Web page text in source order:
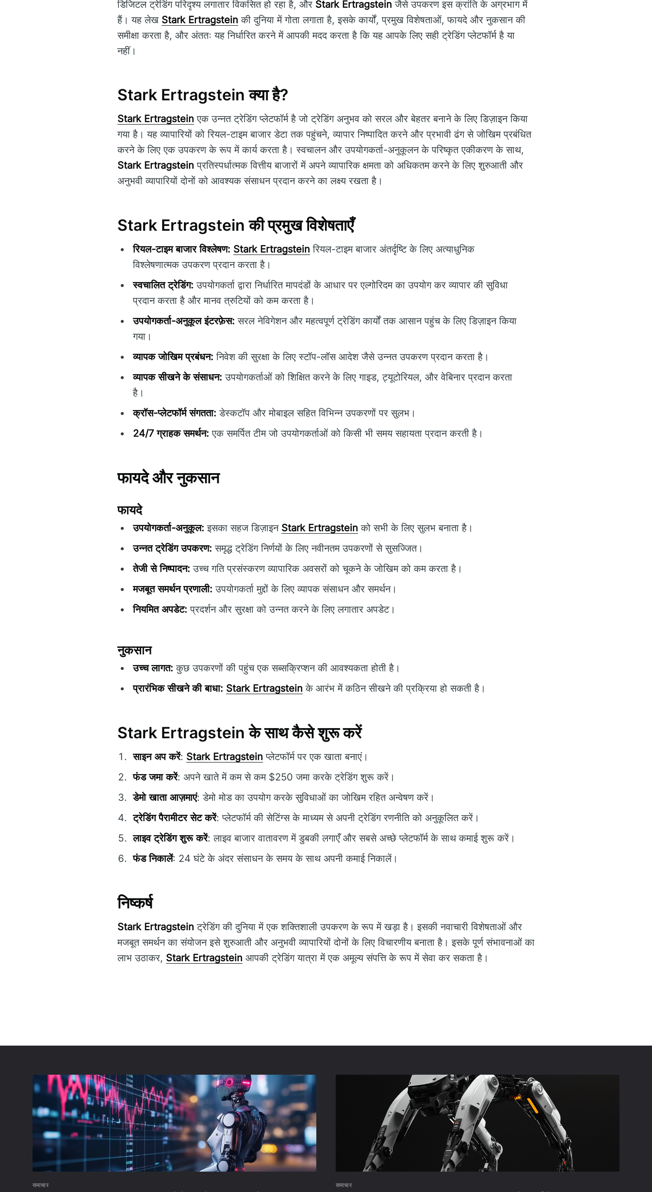
डिजिटल ट्रेडिंग परिदृश्य लगातार विकसित हो रहा है, और Stark Ertragstein जैसे उपकरण इस क्रांति के अग्रभाग में
हैं। यह लेख Stark Ertragstein की दुनिया में गोता लगाता है, इसके कार्यों, प्रमुख विशेषताओं, फायदे और नुकसान की
समीक्षा करता है, और अंततः यह निर्धारित करने में आपकी मदद करता है कि यह आपके लिए सही ट्रेडिंग प्लेटफॉर्म है या
नहीं।
Stark Ertragstein क्या है?
Stark Ertragstein एक उन्नत ट्रेडिंग प्लेटफॉर्म है जो ट्रेडिंग अनुभव को सरल और बेहतर बनाने के लिए डिज़ाइन किया
गया है। यह व्यापारियों को रियल-टाइम बाजार डेटा तक पहुंचने, व्यापार निष्पादित करने और प्रभावी ढंग से जोखिम प्रबंधित
करने के लिए एक उपकरण के रूप में कार्य करता है। स्वचालन और उपयोगकर्ता-अनुकूलन के परिष्कृत एकीकरण के साथ,
Stark Ertragstein प्रतिस्पर्धात्मक वित्तीय बाजारों में अपने व्यापारिक क्षमता को अधिकतम करने के लिए शुरुआती और
अनुभवी व्यापारियों दोनों को आवश्यक संसाधन प्रदान करने का लक्ष्य रखता है।
Stark Ertragstein की प्रमुख विशेषताएँ
रियल-टाइम बाजार विश्लेषण: Stark Ertragstein रियल-टाइम बाजार अंतर्दृष्टि के लिए अत्याधुनिक
विश्लेषणात्मक उपकरण प्रदान करता है।
स्वचालित ट्रेडिंग: उपयोगकर्ता द्वारा निर्धारित मापदंडों के आधार पर एल्गोरिदम का उपयोग कर व्यापार की सुविधा
प्रदान करता है और मानव त्रुटियों को कम करता है।
उपयोगकर्ता-अनुकूल इंटरफ़ेस: सरल नेविगेशन और महत्वपूर्ण ट्रेडिंग कार्यों तक आसान पहुंच के लिए डिज़ाइन किया
गया।
व्यापक जोखिम प्रबंधन: निवेश की सुरक्षा के लिए स्टॉप-लॉस आदेश जैसे उन्नत उपकरण प्रदान करता है।
व्यापक सीखने के संसाधन: उपयोगकर्ताओं को शिक्षित करने के लिए गाइड, ट्यूटोरियल, और वेबिनार प्रदान करता
है।
क्रॉस-प्लेटफॉर्म संगतता: डेस्कटॉप और मोबाइल सहित विभिन्न उपकरणों पर सुलभ।
24/7 ग्राहक समर्थन: एक समर्पित टीम जो उपयोगकर्ताओं को किसी भी समय सहायता प्रदान करती है।
फायदे और नुकसान
फायदे
उपयोगकर्ता-अनुकूल: इसका सहज डिज़ाइन Stark Ertragstein को सभी के लिए सुलभ बनाता है।
उन्नत ट्रेडिंग उपकरण: समृद्ध ट्रेडिंग निर्णयों के लिए नवीनतम उपकरणों से सुसज्जित।
तेजी से निष्पादन: उच्च गति प्रसंस्करण व्यापारिक अवसरों को चूकने के जोखिम को कम करता है।
मजबूत समर्थन प्रणाली: उपयोगकर्ता मुद्दों के लिए व्यापक संसाधन और समर्थन।
नियमित अपडेट: प्रदर्शन और सुरक्षा को उन्नत करने के लिए लगातार अपडेट।
नुकसान
उच्च लागत: कुछ उपकरणों की पहुंच एक सब्सक्रिप्शन की आवश्यकता होती है।
प्रारंभिक सीखने की बाधा: Stark Ertragstein के आरंभ में कठिन सीखने की प्रक्रिया हो सकती है।
Stark Ertragstein के साथ कैसे शुरू करें
साइन अप करें: Stark Ertragstein प्लेटफॉर्म पर एक खाता बनाएं।
फंड जमा करें: अपने खाते में कम से कम $250 जमा करके ट्रेडिंग शुरू करें।
डेमो खाता आज़माएं: डेमो मोड का उपयोग करके सुविधाओं का जोखिम रहित अन्वेषण करें।
ट्रेडिंग पैरामीटर सेट करें: प्लेटफॉर्म की सेटिंग्स के माध्यम से अपनी ट्रेडिंग रणनीति को अनुकूलित करें।
लाइव ट्रेडिंग शुरू करें: लाइव बाजार वातावरण में डुबकी लगाएँ और सबसे अच्छे प्लेटफॉर्म के साथ कमाई शुरू करें।
फंड निकालें: 24 घंटे के अंदर संसाधन के समय के साथ अपनी कमाई निकालें।
निष्कर्ष
Stark Ertragstein ट्रेडिंग की दुनिया में एक शक्तिशाली उपकरण के रूप में खड़ा है। इसकी नवाचारी विशेषताओं और
मजबूत समर्थन का संयोजन इसे शुरुआती और अनुभवी व्यापारियों दोनों के लिए विचारणीय बनाता है। इसके पूर्ण संभावनाओं का
लाभ उठाकर, Stark Ertragstein आपकी ट्रेडिंग यात्रा में एक अमूल्य संपत्ति के रूप में सेवा कर सकता है।
समाचार समाचार